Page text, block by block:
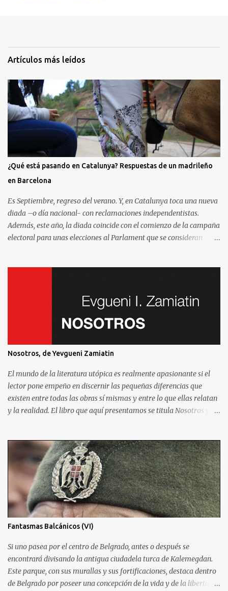
Artículos más leídos
¿Qué está pasando en Catalunya? Respuestas de un madrileño
en Barcelona
Es Septiembre, regreso del verano. Y, en Catalunya toca una nueva
diada –o día nacional- con reclamaciones independentistas.
Además, este año, la diada coincide con el comienzo de la campaña
electoral para unas elecciones al Parlament que se consideran
que aprovechan tenerme cerca para saber más de la situación. Así
que he pensado en compartir las cinco preguntas/respuestas más
comunes para ayudar a entender los porqués de la independencia
pasando aquí. Lo que se llama “el procés ”. Por eso y porque hablar
de la independencia de Catalunya es, en esencial, hablar de este
sistema que nos afecta a todos. Madrileños, catalanes, andaluces o
asturianos.
Nosotros, de Yevgueni Zamiatin
El mundo de la literatura utópica es realmente apasionante si el
lector pone empeño en discernir las pequeñas diferencias que
existen entre todas las obras sí mismas y entre lo que ellas relatan
y la realidad. El libro que aquí presentamos se titula Nosotros y
soviético impuesto tras la Revolución del 17. Publicar esta obra le
costó el exilio en París, lugar donde moriría años más tarde.
Escrita originalmente en inglés, Nosotros asumirá sin vergüenza la
misión de caricaturizar el régimen soviético destacando lo que de
horrible hay en él y a la vez sirviendo de crítica, cómo sólo las
buenas obras distópicas pueden hacer, al sistema Moderno de
ordenar la vida política Planteando la trama en un mundo donde el
holocausto mundial ha obligado a refugiarse a los supervivientes
en una campana de cristal que les protege de la naturaleza salvaje,
Zamiatin situará en el c...
Fantasmas Balcánicos (VI)
Si uno pasea por el centro de Belgrado, antes o después se
encontrará divisando la antigua ciudadela turca de Kalemegdan.
Este parque, con sus murallas y sus fortificaciones, destaca dentro
de Belgrado por poseer una concepción de la vida y de la libertad